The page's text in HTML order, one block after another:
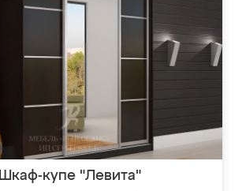
Шкаф-купе "Левита"